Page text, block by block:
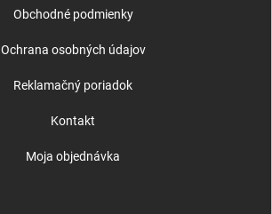
Obchodné podmienky
Ochrana osobných údajov
Reklamačný poriadok
Kontakt
Moja objednávka